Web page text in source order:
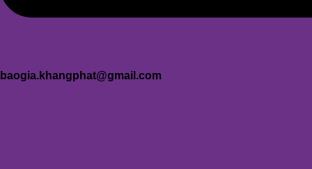
baogia.khangphat@gmail.com